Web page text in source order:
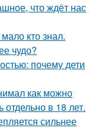
что ждёт нас
кто знал.
чудо?
почему дети
как можно
отдельно в 18 лет.
сильнее